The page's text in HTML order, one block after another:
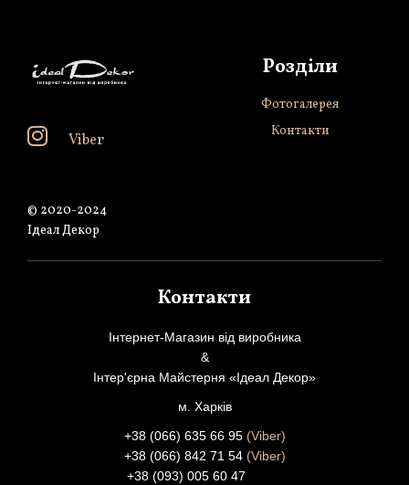
Viber
© 2020-2024
Ідеал Декор
Розділи
Фотогалерея
Контакти
Контакти
Інтернет-Магазин від виробника
&
Інтер'єрна Майстерня «Ідеал Декор»
м. Харків
+38 (066) 635 66 95 (Viber)
+38 (066) 842 71 54 (Viber)
+38 (093) 005 60 47